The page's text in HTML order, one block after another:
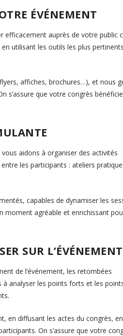
ÉVÉNEMENT
efficacement auprès de votre public
utilisant les outils les plus
affiches, brochures…), et nous
que votre congrès bénéficie
aidons à organiser des activités
les participants : ateliers
capables de dynamiser les
moment agréable et enrichissant
SUR L’ÉVÉNEMENT
de l’événement, les retombées
analyser les points forts et les
en diffusant les actes du congrès, en
On s’assure que votre